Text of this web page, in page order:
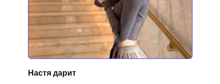
Настя дарит